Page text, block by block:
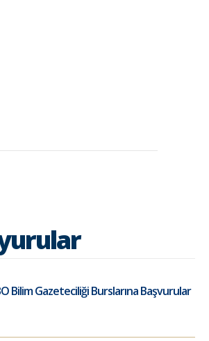
Bilim Gazeteciliği Burslarına Başvurular